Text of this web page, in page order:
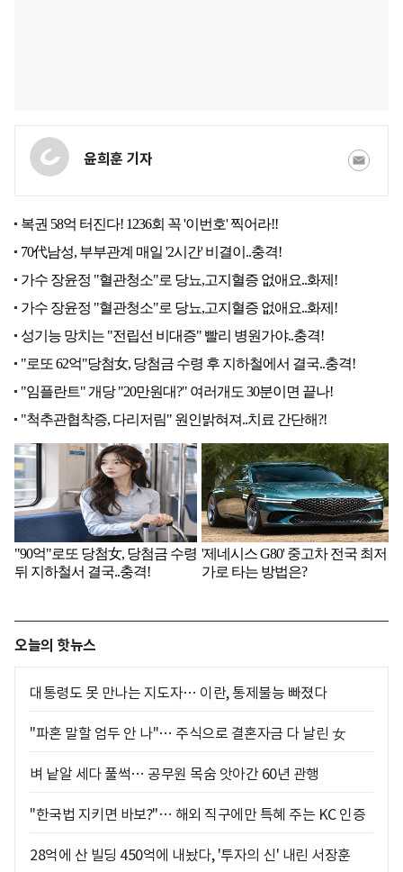
윤희훈 기자
오늘의 핫뉴스
대통령도 못 만나는 지도자… 이란, 통제불능 빠졌다
"파혼 말할 엄두 안 나"… 주식으로 결혼자금 다 날린 女
벼 낱알 세다 풀썩… 공무원 목숨 앗아간 60년 관행
"한국법 지키면 바보?"… 해외 직구에만 특혜 주는 KC 인증
28억에 산 빌딩 450억에 내놨다, '투자의 신' 내린 서장훈